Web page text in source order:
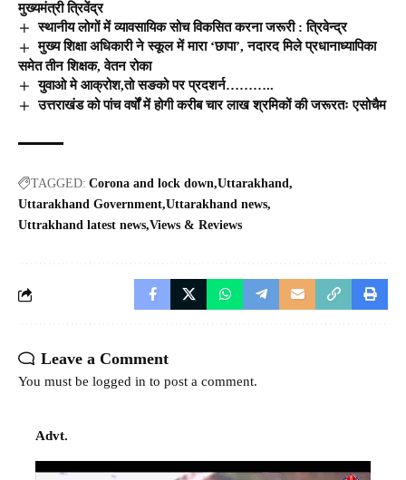
मुख्यमंत्री त्रिवेंद्र
स्थानीय लोगों में व्यावसायिक सोच विकसित करना जरूरी : त्रिवेन्द्र
मुख्य शिक्षा अधिकारी ने स्कूल में मारा ‘छापा’, नदारद मिले प्रधानाध्यापिका
समेत तीन शिक्षक, वेतन रोका
युवाओ मे आक्रोश,तो सङको पर प्रदशर्न………..
उत्तराखंड को पांच वर्षों में होगी करीब चार लाख श्रमिकों की जरूरतः एसोचैम
TAGGED: Corona and lock down Uttarakhand
Uttarakhand Government Uttarakhand news
Uttrakhand latest news Views & Reviews
Leave a Comment
You must be logged in to post a comment.
Advt.
Video